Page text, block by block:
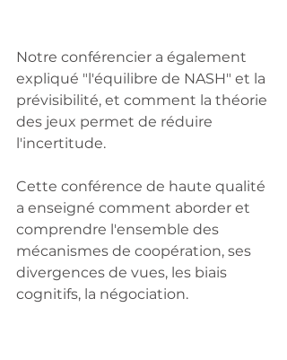
Notre conférencier a également
expliqué "l'équilibre de NASH" et la
prévisibilité, et comment la théorie
des jeux permet de réduire
l'incertitude.
Cette conférence de haute qualité
a enseigné comment aborder et
comprendre l'ensemble des
mécanismes de coopération, ses
divergences de vues, les biais
cognitifs, la négociation.